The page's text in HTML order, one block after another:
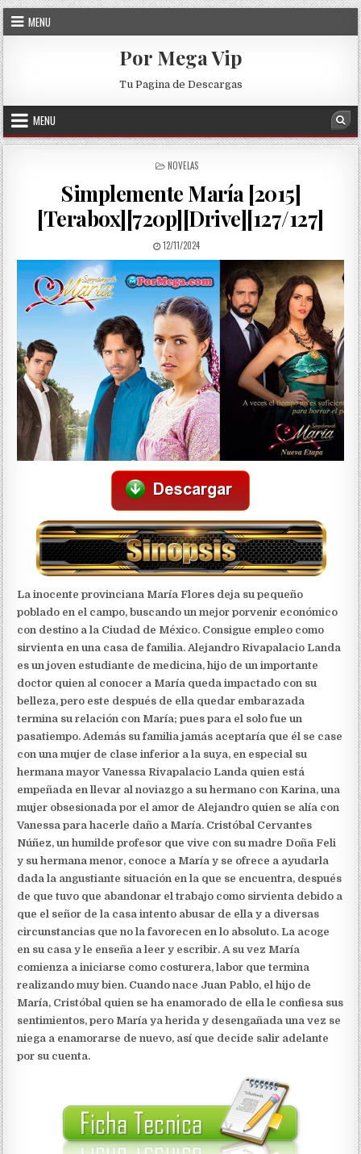
Skip to content
MENU
Por Mega Vip
Tu Pagina de Descargas
MENU
POSTED IN
NOVELAS
Simplemente María [2015]
[Terabox][720p][Drive][127/127]
PUBLISHED DATE:
12/11/2024
La inocente provinciana María Flores deja su pequeño
poblado en el campo, buscando un mejor porvenir económico
con destino a la Ciudad de México. Consigue empleo como
sirvienta en una casa de familia. Alejandro Rivapalacio Landa
es un joven estudiante de medicina, hijo de un importante
doctor quien al conocer a María queda impactado con su
belleza, pero este después de ella quedar embarazada
termina su relación con María; pues para el solo fue un
pasatiempo. Además su familia jamás aceptaría que él se case
con una mujer de clase inferior a la suya, en especial su
hermana mayor Vanessa Rivapalacio Landa quien está
empeñada en llevar al noviazgo a su hermano con Karina, una
mujer obsesionada por el amor de Alejandro quien se alía con
Vanessa para hacerle daño a María. Cristóbal Cervantes
Núñez, un humilde profesor que vive con su madre Doña Feli
y su hermana menor, conoce a María y se ofrece a ayudarla
dada la angustiante situación en la que se encuentra, después
de que tuvo que abandonar el trabajo como sirvienta debido a
que el señor de la casa intento abusar de ella y a diversas
circunstancias que no la favorecen en lo absoluto. La acoge
en su casa y le enseña a leer y escribir. A su vez María
comienza a iniciarse como costurera, labor que termina
realizando muy bien. Cuando nace Juan Pablo, el hijo de
María, Cristóbal quien se ha enamorado de ella le confiesa sus
sentimientos, pero María ya herida y desengañada una vez se
niega a enamorarse de nuevo, así que decide salir adelante
por su cuenta.